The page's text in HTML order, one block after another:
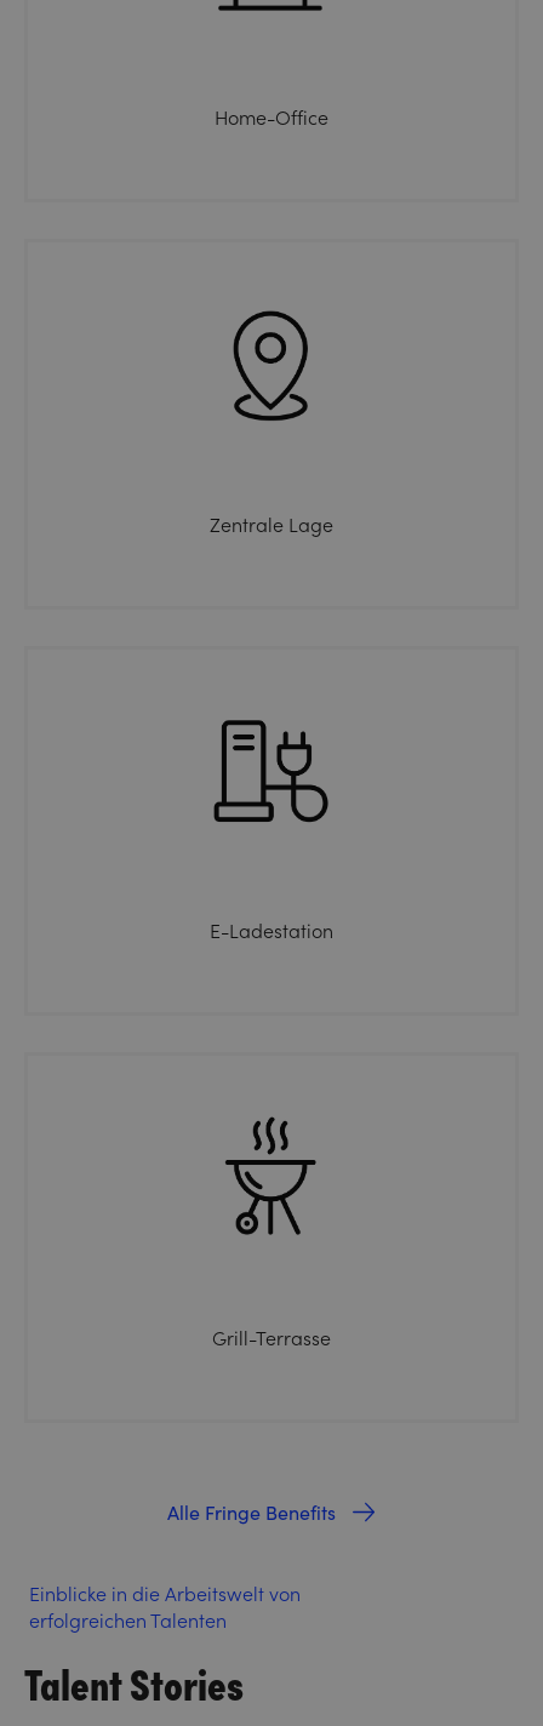
Home-Office
Zentrale Lage
E-Ladestation
Grill-Terrasse
Alle Fringe Benefits
Einblicke in die Arbeitswelt von
erfolgreichen Talenten
Talent Stories